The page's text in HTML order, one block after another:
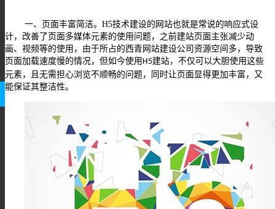
一、页面丰富简洁。 H5技术建设的网站也就是常说的响应式设
计，改善了页面多媒体元素的使用问题，之前建站页面主张减少动
画、视频等的使用，由于所占的西青网站建设公司资源空间多，导致
页面加载速度慢的情况，但如今使用 H5建站，不仅可以大胆使用这些
元素，且无需担心浏览不顺畅的问题，同时让页面显得更加丰富，又
能保证其整洁性。